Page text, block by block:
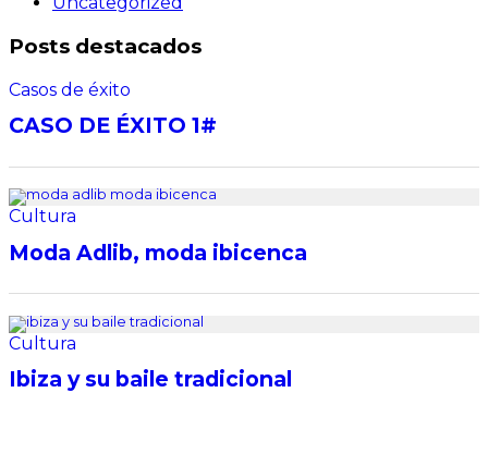
Posts destacados
Casos de éxito
CASO DE ÉXITO 1#
Cultura
Moda Adlib, moda ibicenca
Cultura
Ibiza y su baile tradicional